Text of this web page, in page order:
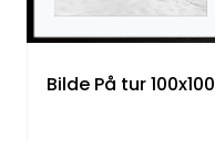
Bilde På tur 100x100